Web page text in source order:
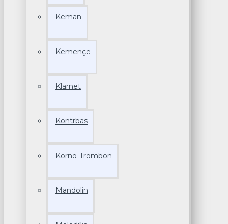
Keman
Kemençe
Klarnet
Kontrbas
Korno-Trombon
Mandolin